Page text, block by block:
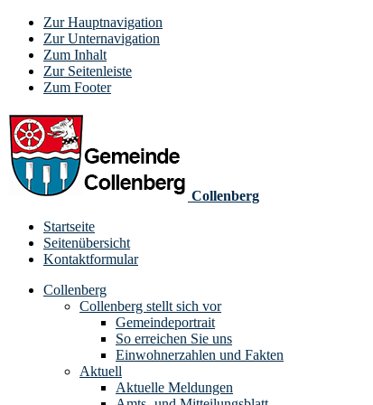
Zur Hauptnavigation
Zur Unternavigation
Zum Inhalt
Zur Seitenleiste
Zum Footer
Collenberg
Startseite
Seitenübersicht
Kontaktformular
Collenberg
Collenberg stellt sich vor
Gemeindeportrait
So erreichen Sie uns
Einwohnerzahlen und Fakten
Aktuell
Aktuelle Meldungen